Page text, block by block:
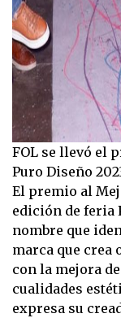
FOL se llevó el
Puro Diseño
El premio al
edición de feria
nombre que
marca que crea
con la mejora
cualidades
expresa su